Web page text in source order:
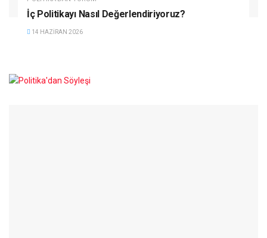
İç Politikayı Nasıl Değerlendiriyoruz?
14 HAZIRAN 2026